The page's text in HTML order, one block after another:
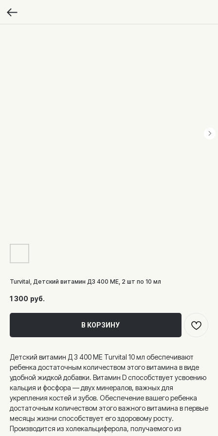
Turvital, Детский витамин Д3 400 МЕ, 2 шт по 10 мл
1 300 руб.
В КОРЗИНУ
Детский витамин Д 3 400 МЕ Turvital 10 мл обеспечивают
ребенка достаточным количеством этого витамина в виде
удобной жидкой добавки. Витамин D способствует усвоению
кальция и фосфора — двух минералов, важных для
укрепления костей и зубов. Обеспечение вашего ребенка
достаточным количеством этого важного витамина в первые
месяцы жизни способствует его здоровому росту.
Производится из холекальциферола, получаемого из